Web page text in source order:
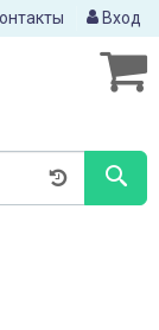
Вход